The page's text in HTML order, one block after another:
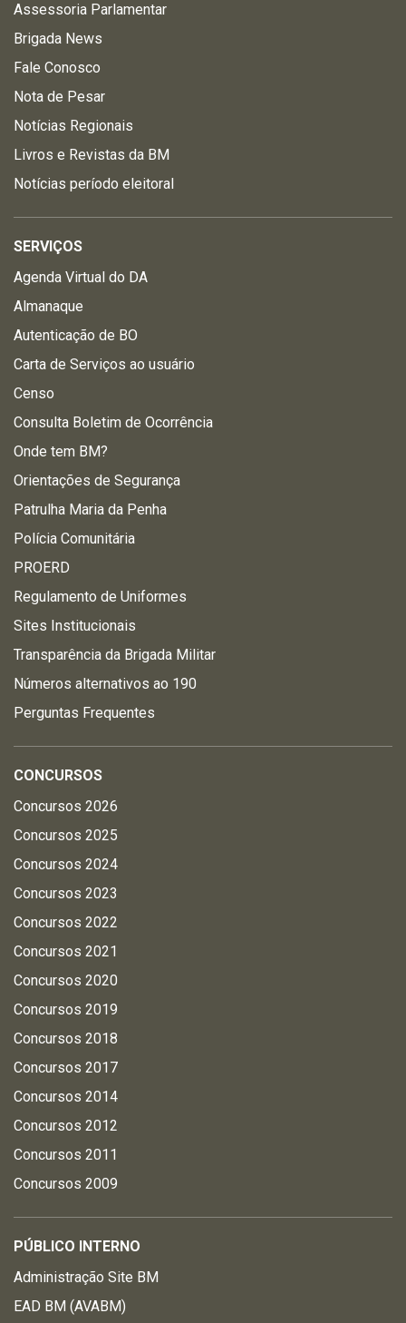
Assessoria Parlamentar
Brigada News
Fale Conosco
Nota de Pesar
Notícias Regionais
Livros e Revistas da BM
Notícias período eleitoral
SERVIÇOS
Agenda Virtual do DA
Almanaque
Autenticação de BO
Carta de Serviços ao usuário
Censo
Consulta Boletim de Ocorrência
Onde tem BM?
Orientações de Segurança
Patrulha Maria da Penha
Polícia Comunitária
PROERD
Regulamento de Uniformes
Sites Institucionais
Transparência da Brigada Militar
Números alternativos ao 190
Perguntas Frequentes
CONCURSOS
Concursos 2026
Concursos 2025
Concursos 2024
Concursos 2023
Concursos 2022
Concursos 2021
Concursos 2020
Concursos 2019
Concursos 2018
Concursos 2017
Concursos 2014
Concursos 2012
Concursos 2011
Concursos 2009
PÚBLICO INTERNO
Administração Site BM
EAD BM (AVABM)